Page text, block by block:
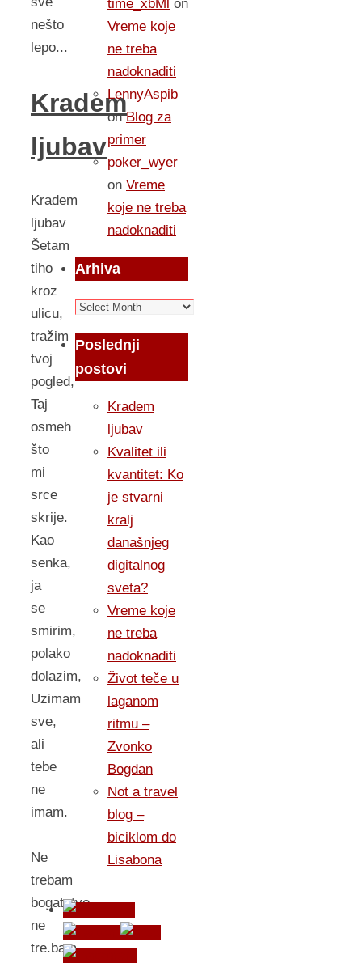
nešto
lepo...
Kradem
ljubav
Kradem
ljubav
Šetam
tiho
kroz
ulicu,
tražim
tvoj
pogled,
Taj
osmeh
što
mi
srce
skrije.
Kao
senka,
ja
se
smirim,
polako
dolazim,
Uzimam
sve,
ali
tebe
ne
imam.
Ne
trebam
bogatstvo,
ne
tre.bam
time_xbMl on
Vreme koje
ne treba
nadoknaditi
LennyAspib
onBlog za
primer
poker_wyer
on Vreme
koje ne treba
nadoknaditi
Arhiva
Arhiva
Poslednji
postovi
Kradem
ljubav
Kvalitet ili
kvantitet: Ko
je stvarni
kralj
današnjeg
digitalnog
sveta?
Vreme koje
ne treba
nadoknaditi
Život teče u
laganom
ritmu –
Zvonko
Bogdan
Not a travel
blog –
biciklom do
Lisabona